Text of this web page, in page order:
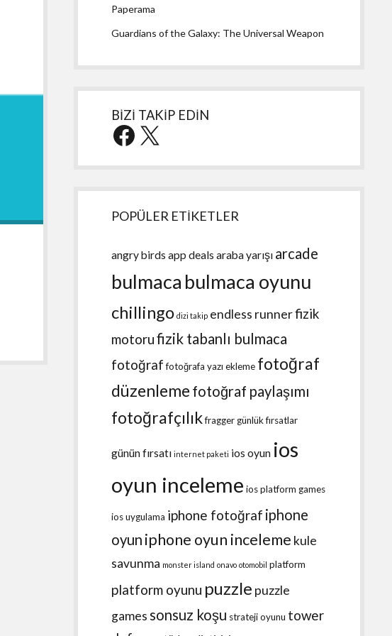
Paperama
Guardians of the Galaxy: The Universal Weapon
BİZİ TAKİP EDİN
Facebook
X
POPÜLER ETİKETLER
angry birds app deals araba yarışı arcade
bulmaca bulmaca oyunu
chillingo dizi takip endless runnerfizik
motorufizik tabanlı bulmaca
fotoğraf fotoğrafa yazı ekleme fotoğraf
düzenleme fotoğraf paylaşımı
fotoğrafçılıkfraggergünlük fırsatlar
günün fırsatı internet paketi ios oyun ios
oyun inceleme ios platform games
ios uygulama iphone fotoğraf iphone
oyun iphone oyun inceleme kule
savunma monster island onavo otomobil platform
platform oyunu puzzle puzzle
games sonsuz koşu strateji oyunu tower